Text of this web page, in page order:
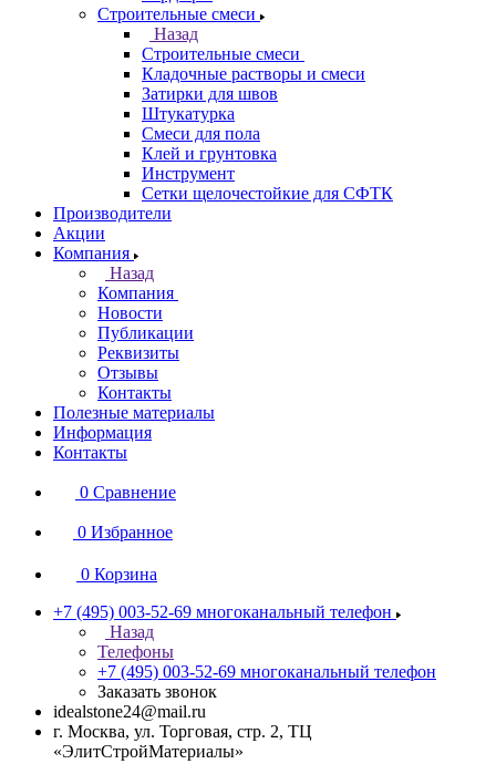
Строительные смеси
Назад
Строительные смеси
Кладочные растворы и смеси
Затирки для швов
Штукатурка
Смеси для пола
Клей и грунтовка
Инструмент
Сетки щелочестойкие для СФТК
Производители
Акции
Компания
Назад
Компания
Новости
Публикации
Реквизиты
Отзывы
Контакты
Полезные материалы
Информация
Контакты
0 Сравнение
0 Избранное
0 Корзина
+7 (495) 003-52-69 многоканальный телефон
Назад
Телефоны
+7 (495) 003-52-69 многоканальный телефон
Заказать звонок
idealstone24@mail.ru
г. Москва, ул. Торговая, стр. 2, ТЦ
«ЭлитСтройМатериалы»